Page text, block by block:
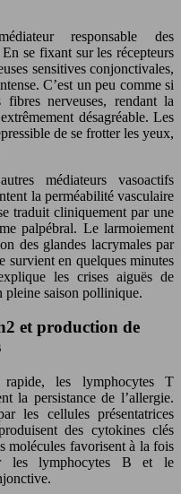
responsable des
se fixant sur les récepteurs
sensitives conjonctivales,
C’est un peu comme si
nerveuses, rendant la
désagréable. Les
de se frotter les yeux,
médiateurs vasoactifs
la perméabilité vasculaire
traduit cliniquement par une
palpébral. Le larmoiement
des glandes lacrymales par
survient en quelques minutes
les crises aiguës de
pleine saison pollinique.
et production de
les lymphocytes T
la persistance de l’allergie.
les cellules présentatrices
des cytokines clés
molécules favorisent à la fois
les lymphocytes B et le